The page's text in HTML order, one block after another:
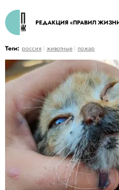
РЕДАКЦИЯ «ПРАВИЛ
Теги: россия животные пожар